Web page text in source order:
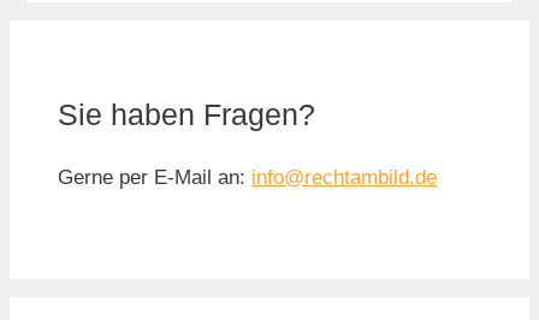
Sie haben Fragen?
Gerne per E-Mail an: info@rechtambild.de